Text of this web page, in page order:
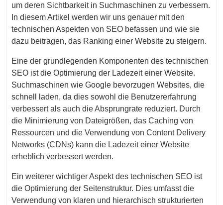
um deren Sichtbarkeit in Suchmaschinen zu verbessern.
In diesem Artikel werden wir uns genauer mit den
technischen Aspekten von SEO befassen und wie sie
dazu beitragen, das Ranking einer Website zu steigern.
Eine der grundlegenden Komponenten des technischen
SEO ist die Optimierung der Ladezeit einer Website.
Suchmaschinen wie Google bevorzugen Websites, die
schnell laden, da dies sowohl die Benutzererfahrung
verbessert als auch die Absprungrate reduziert. Durch
die Minimierung von Dateigrößen, das Caching von
Ressourcen und die Verwendung von Content Delivery
Networks (CDNs) kann die Ladezeit einer Website
erheblich verbessert werden.
Ein weiterer wichtiger Aspekt des technischen SEO ist
die Optimierung der Seitenstruktur. Dies umfasst die
Verwendung von klaren und hierarchisch strukturierten